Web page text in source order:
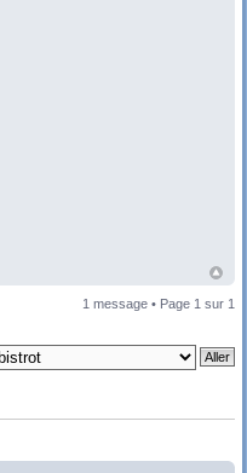
1 message • Page 1 sur 1